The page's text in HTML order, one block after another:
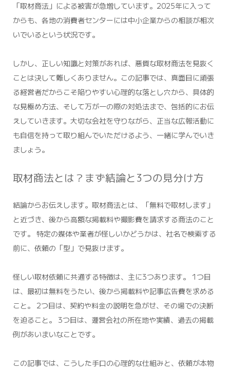
「取材商法」による被害が急増しています。2025年に入って
からも、各地の消費者センターには中小企業からの相談が相次
いでいるという状況です。
しかし、正しい知識と対策があれば、悪質な取材商法を見抜く
ことは決して難しくありません。この記事では、真面目に頑張
る経営者だからこそ陥りやすい心理的な落とし穴から、具体的
な見極め方法、そして万が一の際の対処法まで、包括的にお伝
えしていきます。大切な会社を守りながら、正当な広報活動に
も自信を持って取り組んでいただけるよう、一緒に学んでいき
ましょう。
取材商法とは？まず結論と3つの見分け方
結論からお伝えします。取材商法とは、「無料で取材します」
と近づき、後から高額な掲載料や撮影費を請求する商法のこと
です。 特定の媒体や業者が怪しいかどうかは、社名で検索する
前に、依頼の「型」で見抜けます。
怪しい取材依頼に共通する特徴は、主に3つあります。 1つ目
は、最初は無料をうたい、後から掲載料や記事広告費を求める
こと。 2つ目は、契約や料金の説明を急がせ、その場での決断
を迫ること。 3つ目は、運営会社の所在地や実績、過去の掲載
例があいまいなことです。
この記事では、こうした手口の心理的な仕組みと、依頼が本物